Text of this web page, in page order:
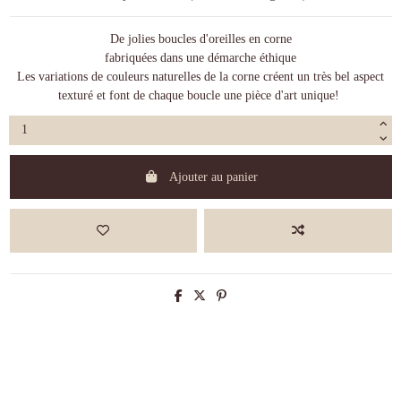
De jolies boucles d'oreilles en corne
fabriquées dans une démarche éthique
Les variations de couleurs naturelles de la corne créent un très bel aspect
texturé et font de chaque boucle une pièce d'art unique!
Ajouter au panier